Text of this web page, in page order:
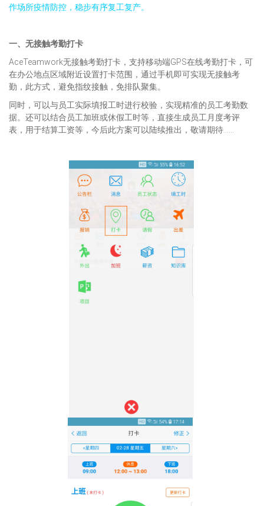
作场所疫情防控，稳步有序复工复产。
一、 无接触考勤打卡
AceTeamwork无接触考勤打卡，支持移动端GPS在线考勤打卡，可
在办公地点区域附近设置打卡范围，通过手机即可实现无接触考
勤，此方式，避免指纹接触，免排队聚集。
同时，可以与员工实际填报工时进行校验，实现精准的员工考勤数
据。还可以结合员工加班或休假工时等，直接生成员工月度考评
表，用于结算工资等，今后此方案可以陆续推出，敬请期待……